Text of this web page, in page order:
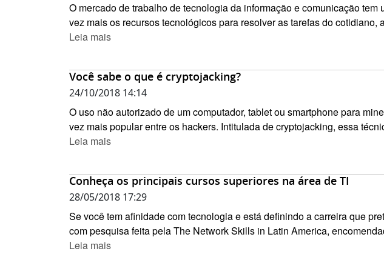
O mercado de trabalho de tecnologia da informação e comunicação
vez mais os recursos tecnológicos para resolver as tarefas do cotidiano,
Leia mais
Você sabe o que é cryptojacking?
24/10/2018 14:14
O uso não autorizado de um computador, tablet ou smartphone para
vez mais popular entre os hackers. Intitulada de cryptojacking, essa
Leia mais
Conheça os principais cursos superiores na área de TI
28/05/2018 17:29
Se você tem afinidade com tecnologia e está definindo a carreira que
com pesquisa feita pela The Network Skills in Latin America,
Leia mais